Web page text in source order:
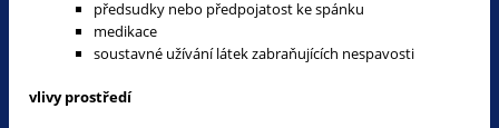
předsudky nebo předpojatost ke spánku
medikace
soustavné užívání látek zabraňujících nespavosti
vlivy prostředí